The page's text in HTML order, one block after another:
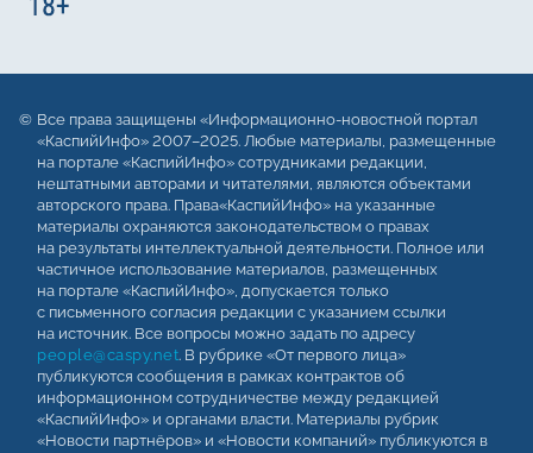
Все права защищены «Информационно-новостной портал
«КаспийИнфо» 2007–2025. Любые материалы, размещенные
на портале «КаспийИнфо» сотрудниками редакции,
нештатными авторами и читателями, являются объектами
авторского права. Права«КаспийИнфо» на указанные
материалы охраняются законодательством о правах
на результаты интеллектуальной деятельности. Полное или
частичное использование материалов, размещенных
на портале «КаспийИнфо», допускается только
с письменного согласия редакции с указанием ссылки
на источник. Все вопросы можно задать по адресу
people@caspy.net. В рубрике «От первого лица»
публикуются сообщения в рамках контрактов об
информационном сотрудничестве между редакцией
«КаспийИнфо» и органами власти. Материалы рубрик
«Новости партнёров» и «Новости компаний» публикуются в